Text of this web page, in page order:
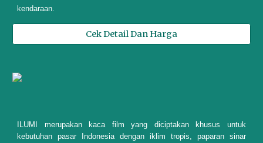
kendaraan.
Cek Detail Dan Harga
ILUMI merupakan kaca film yang diciptakan khusus untuk
kebutuhan pasar Indonesia dengan iklim tropis, paparan sinar